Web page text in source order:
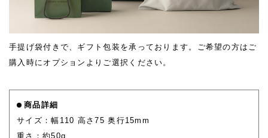
手提げ袋付きで、ギフト包装を承っております。ご希望の方はご
購入時にオプションよりご選択ください。
商品詳細
サイズ：幅110 高さ75 奥行15mm
重さ：約50g